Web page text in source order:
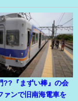
??『まずい棒』の会
ァンで旧南海電車を